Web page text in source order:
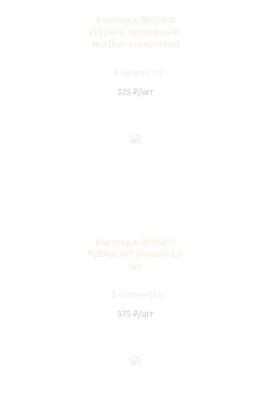
Картридж BRUSKO
FEELIN 2, прозрачный,
3мл (без испарителя)
325 ₽/шт
Картридж BRUSKO
FLEXUS FIT (белый) 3,5
мл
375 ₽/шт